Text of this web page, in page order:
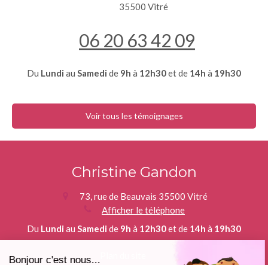
35500 Vitré
06 20 63 42 09
Du Lundi au Samedi de 9h à 12h30et de 14h à 19h30
Voir tous les témoignages
Christine Gandon
73, rue de Beauvais 35500 Vitré
Afficher le téléphone
Du Lundi au Samedi de 9h à 12h30et de 14h à 19h30
Continuer sans accepter
Bonjour c'est nous...